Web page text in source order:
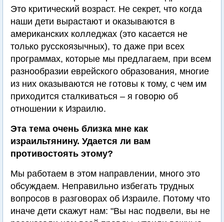
Это критический возраст. Не секрет, что когда
наши дети вырастают и оказываются в
американских колледжах (это касается не
только русскоязычных), то даже при всех
программах, которые мы предлагаем, при всем
разнообразии еврейского образования, многие
из них оказываются не готовы к тому, с чем им
приходится сталкиваться – я говорю об
отношении к Израилю.
Эта тема очень близка мне как
израильтянину. Удается ли вам
противостоять этому?
Мы работаем в этом направлении, много это
обсуждаем. Неправильно избегать трудных
вопросов в разговорах об Израиле. Потому что
иначе дети скажут нам: "Вы нас подвели, вы не